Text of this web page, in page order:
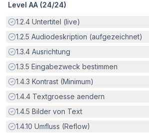
Level AA (24/24)
Erfüllt:
1.2.4 Untertitel (live)
Erfüllt:
1.2.5 Audiodeskription (aufgezeichnet)
Erfüllt:
1.3.4 Ausrichtung
Erfüllt:
1.3.5 Eingabezweck bestimmen
Erfüllt:
1.4.3 Kontrast (Minimum)
Erfüllt:
1.4.4 Textgroesse aendern
Erfüllt:
1.4.5 Bilder von Text
Erfüllt:
1.4.10 Umfluss (Reflow)